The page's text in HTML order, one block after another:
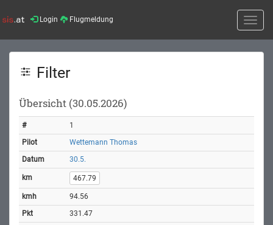
Login Flugmeldung
Toggle
Filter
Übersicht (30.05.2026)
1
Wettemann Thomas
30.5.
467.79
94.56
331.47